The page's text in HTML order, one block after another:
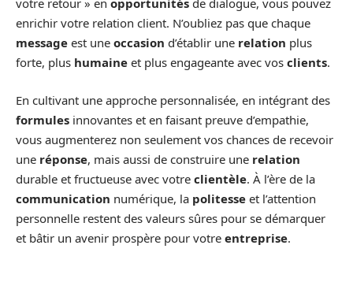
votre retour » en opportunités de dialogue, vous pouvez
enrichir votre relation client. N’oubliez pas que chaque
message est une occasion d’établir une relation plus
forte, plus humaine et plus engageante avec vos clients.
En cultivant une approche personnalisée, en intégrant des
formules innovantes et en faisant preuve d’empathie,
vous augmenterez non seulement vos chances de recevoir
une réponse, mais aussi de construire une relation
durable et fructueuse avec votre clientèle. À l’ère de la
communication numérique, la politesse et l’attention
personnelle restent des valeurs sûres pour se démarquer
et bâtir un avenir prospère pour votre entreprise.